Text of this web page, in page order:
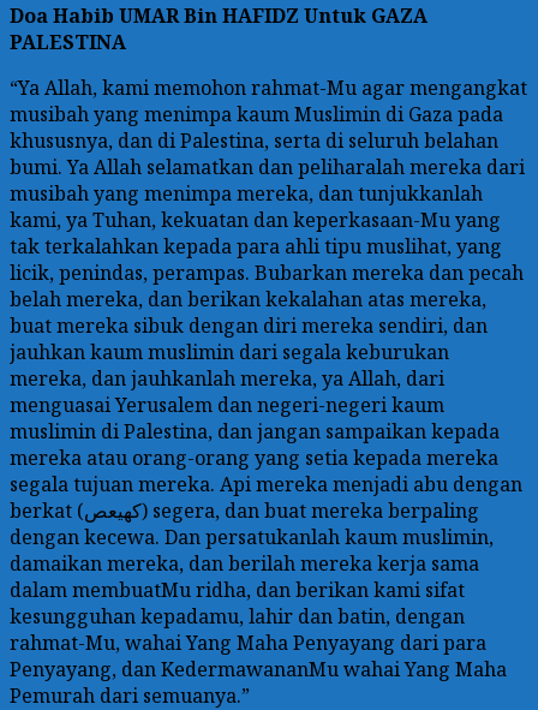
DoaHabib UMAR Bin HAFIDZ Untuk GAZA
PALESTINA
“Ya Allah, kami memohon rahmat-Mu agar mengangkat
musibah yang menimpa kaum Muslimin di Gaza pada
khususnya, dan di Palestina, serta di seluruh belahan
bumi. Ya Allah selamatkan dan peliharalah mereka dari
musibah yang menimpa mereka, dan tunjukkanlah
kami, ya Tuhan, kekuatan dan keperkasaan-Mu yang
tak terkalahkan kepada para ahli tipu muslihat, yang
licik, penindas, perampas. Bubarkan mereka dan pecah
belah mereka, dan berikan kekalahan atas mereka,
buat mereka sibuk dengan diri mereka sendiri, dan
jauhkan kaum muslimin dari segala keburukan
mereka, dan jauhkanlah mereka, ya Allah, dari
menguasai Yerusalem dan negeri-negeri kaum
muslimin di Palestina, dan jangan sampaikan kepada
mereka atau orang-orang yang setia kepada mereka
segala tujuan mereka. Api mereka menjadi abu dengan
berkat (كهيعص) segera, dan buat mereka berpaling
dengan kecewa. Dan persatukanlah kaum muslimin,
damaikan mereka, dan berilah mereka kerja sama
dalam membuatMu ridha, dan berikan kami sifat
kesungguhan kepadamu, lahir dan batin, dengan
rahmat-Mu, wahai Yang Maha Penyayang dari para
Penyayang, dan KedermawananMu wahai Yang Maha
Pemurah dari semuanya.”